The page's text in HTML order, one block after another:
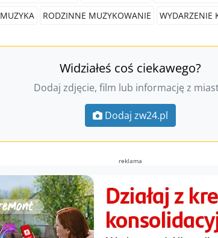
MUZYKA RODZINNE MUZYKOWANIE WYDARZENIE
Widziałeś coś ciekawego?
Dodaj zdjęcie, film lub informację z
Dodaj zw24.pl
reklama